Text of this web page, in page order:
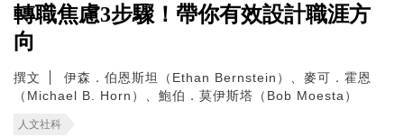
轉職焦慮3步驟！帶你有效設計職涯方
向
撰文
伊森．伯恩斯坦（Ethan Bernstein）、麥可．霍恩
（Michael B. Horn）、鮑伯．莫伊斯塔（Bob Moesta）
人文社科